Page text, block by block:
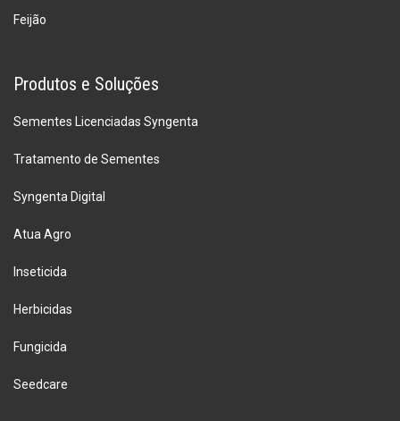
Feijão
Produtos e Soluções
Sementes Licenciadas Syngenta
Tratamento de Sementes
Syngenta Digital
Atua Agro
Inseticida
Herbicidas
Fungicida
Seedcare